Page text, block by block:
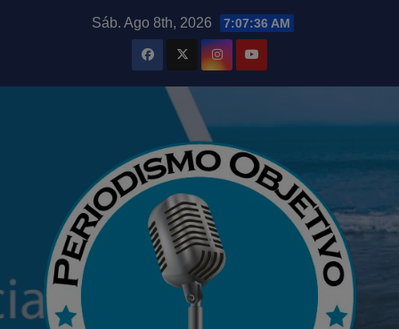
Sáb. Ago 8th, 2026 7:07:37 AM
modal-check